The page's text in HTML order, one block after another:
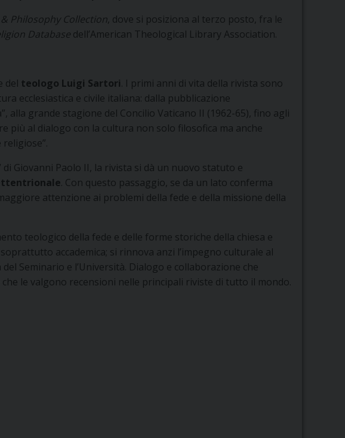
Philosophy Collection, dove si posiziona al terzo posto, fra le
Database dell’American Theological Library Association.
del teologo Luigi Sartori. I primi anni di vita della rivista sono
ecclesiastica e civile italiana: dalla pubblicazione
alla grande stagione del Concilio Vaticano II (1962-65), fino agli
più al dialogo con la cultura non solo filosofica ma anche
Giovanni Paolo II, la rivista si dà un nuovo statuto e
. Con questo passaggio, se da un lato conferma
attenzione ai problemi della fede e della missione della
teologico della fede e delle forme storiche della chiesa e
accademica; si rinnova anzi l’impegno culturale al
Seminario e l’Università. Dialogo e collaborazione che
le valgono recensioni nelle principali riviste di tutto il mondo.